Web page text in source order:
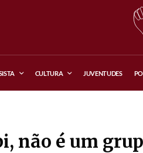
CULTURA JUVENTUDES
não é um